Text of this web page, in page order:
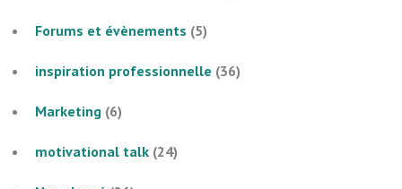
Forums et évènements (5)
inspiration professionnelle (36)
Marketing (6)
motivational talk (24)